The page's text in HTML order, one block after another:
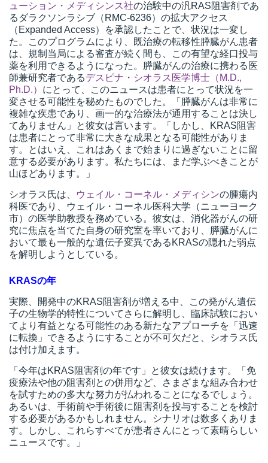
ューション・メディシンス社の治験中の汎RAS阻害剤であ
るダラクソンラシブ（RMC-6236）の拡大アクセス
（Expanded Access）を承認したことで、状況は一変し
た。このプログラムにより、既治療の転移性膵臓がん患者
は、規制当局による審査が続く間も、この有望な経口投与
薬を利用できるようになった。膵臓がんの治療に携わる医
師兼研究者であるデスピナ・シオラス医学博士（M.D.,
Ph.D.） にとって、このニュースは患者にとって状況を一
変させる可能性を秘めたものでした。「膵臓がんは非常に
複雑な疾患であり、画一的な治療法が通用することは決し
てありません」と彼女は言います。「しかし、KRAS阻害
は患者にとって非常に大きな成果となる可能性がありま
す。とはいえ、これはあくまで始まりに過ぎないことに留
意する必要があります。私たちには、まだ学ぶべきことが
山ほどあります。」
シオラス氏は、 ウェイル・コーネル・メディシンの腫瘍内
科医であり、ウェイル・コーネル医科大学（ニューヨーク
市）の医学助教授を務めている。彼女は、消化器がんの研
究に焦点を当てた自身の研究室を率いており、膵臓がんに
おいて最も一般的な遺伝子変異であるKRASの隠れた弱点
を解明しようとしている。
KRASの年
実際、開発中のKRAS阻害剤が増える中、この発がん遺伝
子の生物学的特性についてさらに解明し、臨床試験におい
てより有益となる可能性のある新たなアプローチを「迅速
に転換」できるようにすることが不可欠だと、シオラス氏
は付け加えます。
「今年はKRAS阻害剤の年です」と彼女は続けます。「免
疫療法や他の阻害剤との併用など、さまざまな組み合わせ
を試すための多大な努力が払われることになるでしょう。
あるいは、手術前や手術後に阻害剤を投与することを検討
する必要があるかもしれません。シナリオは数多くありま
す。しかし、これらすべてが患者さんにとって素晴らしい
ニュースです。」